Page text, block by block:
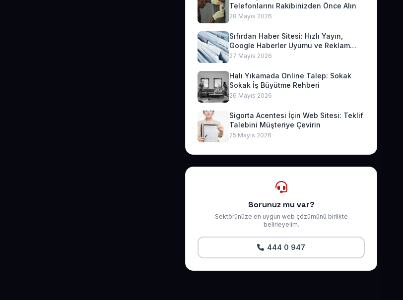
Telefonlarını Rakibinizden Önce Alın
28 Mayıs 2026
Sıfırdan Haber Sitesi: Hızlı Yayın,
Google Haberler Uyumu ve Reklam
Geliri
27 Mayıs 2026
Halı Yıkamada Online Talep: Sokak
Sokak İş Büyütme Rehberi
26 Mayıs 2026
Sigorta Acentesi İçin Web Sitesi: Teklif
Talebini Müşteriye Çevirin
25 Mayıs 2026
Sorunuz mu var?
Sektörünüze en uygun web çözümünü birlikte
belirleyelim.
444 0 947